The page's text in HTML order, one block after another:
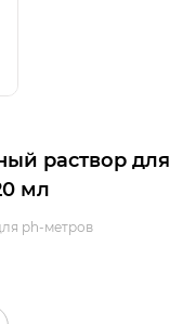
раствор для
мл
ph-метров